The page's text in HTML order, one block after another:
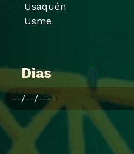
Usaquén
Usme
Dias